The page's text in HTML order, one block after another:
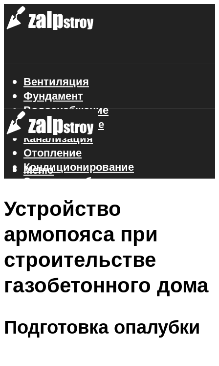
Вентиляция
Фундамент
Водоснабжение
Газоснабжение
Канализация
Отопление
Кондиционирование
Электроснабжение
Меню
Меню
Устройство
армопояса при
строительстве
газобетонного дома
Подготовка опалубки